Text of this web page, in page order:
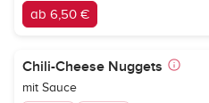
ab 6,50 €
Chili-Cheese Nuggets
mit Sauce